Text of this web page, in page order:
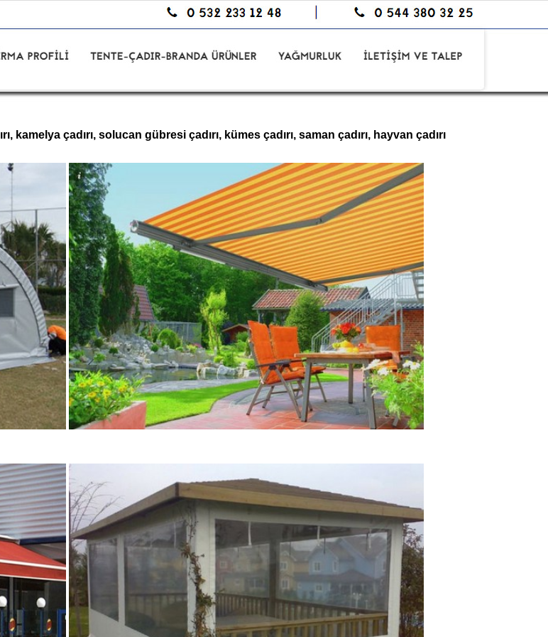
çadırı, solucan gübresi çadırı, kümes çadırı, saman çadırı, hayvan çadırı